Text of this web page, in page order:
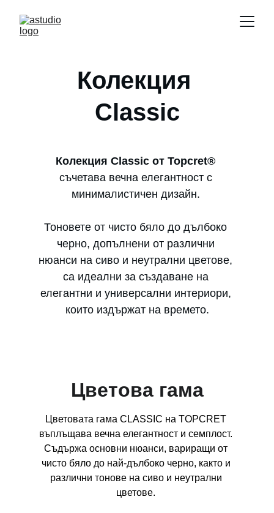
Колекция
Classic
Колекция Classic от Topcret®
съчетава вечна елегантност с
минималистичен дизайн.
Тоновете от чисто бяло до дълбоко
черно, допълнени от различни
нюанси на сиво и неутрални цветове,
са идеални за създаване на
елегантни и универсални интериори,
които издържат на времето.
Цветова гама
Цветовата гама CLASSIC на TOPCRET
въплъщава вечна елегантност и семплост.
Съдържа основни нюанси, вариращи от
чисто бяло до най-дълбоко черно, както и
различни тонове на сиво и неутрални
цветове.